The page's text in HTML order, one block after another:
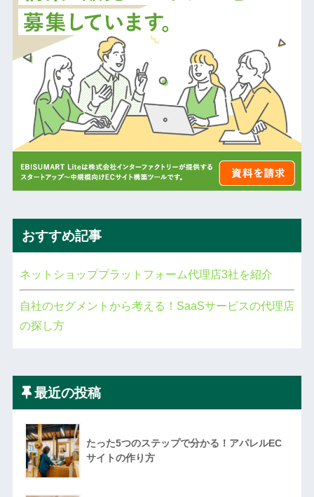
おすすめ記事
ネットショッププラットフォーム代理店3社を紹介
自社のセグメントから考える！SaaSサービスの代理店
の探し方
最近の投稿
たった5つのステップで分かる！アパレルEC
サイトの作り方